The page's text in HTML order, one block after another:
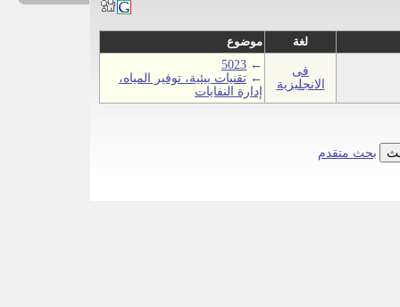
موضوع
لغة
←
5023
← تقنيات بيئية، توفير المياه،
إدارة النفايات
فى
الانجليزية
بحث متقدم